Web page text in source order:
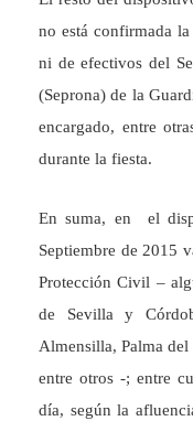
no está confirmada
ni de efectivos del
(Seprona) de la
encargado, entre
durante la fiesta.
En suma, en el
Septiembre de 2015
Protección Civil –
de Sevilla y
Almensilla, Palma
entre otros -; entre
día, según la